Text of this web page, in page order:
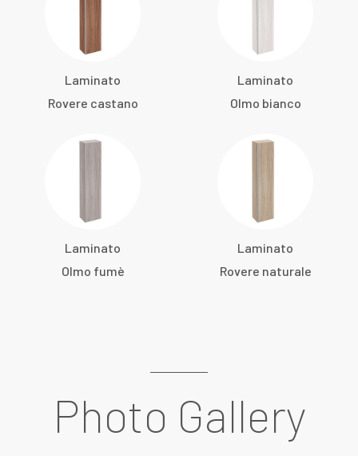
Laminato
Rovere castano
Laminato
Olmo bianco
Laminato
Olmo fumè
Laminato
Rovere naturale
Photo Gallery